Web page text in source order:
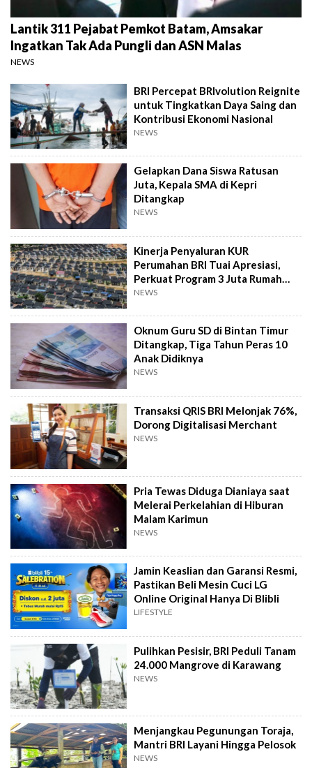
Lantik 311 Pejabat Pemkot Batam, Amsakar
Ingatkan Tak Ada Pungli dan ASN Malas
NEWS
BRI Percepat BRIvolution Reignite
untuk Tingkatkan Daya Saing dan
Kontribusi Ekonomi Nasional
NEWS
Gelapkan Dana Siswa Ratusan
Juta, Kepala SMA di Kepri
Ditangkap
NEWS
Kinerja Penyaluran KUR
Perumahan BRI Tuai Apresiasi,
Perkuat Program 3 Juta Rumah
Pemerintah
NEWS
Oknum Guru SD di Bintan Timur
Ditangkap, Tiga Tahun Peras 10
Anak Didiknya
NEWS
Transaksi QRIS BRI Melonjak 76%,
Dorong Digitalisasi Merchant
NEWS
Pria Tewas Diduga Dianiaya saat
Melerai Perkelahian di Hiburan
Malam Karimun
NEWS
Jamin Keaslian dan Garansi Resmi,
Pastikan Beli Mesin Cuci LG
Online Original Hanya Di Blibli
LIFESTYLE
Pulihkan Pesisir, BRI Peduli Tanam
24.000 Mangrove di Karawang
NEWS
Menjangkau Pegunungan Toraja,
Mantri BRI Layani Hingga Pelosok
NEWS